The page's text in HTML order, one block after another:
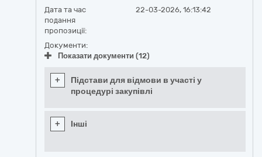
Дата та час
подання
пропозиції:
22-03-2026, 16:13:42
Документи:
Показати документи (12)
+
Підстави для відмови в участі у
процедурі закупівлі
+ Інші